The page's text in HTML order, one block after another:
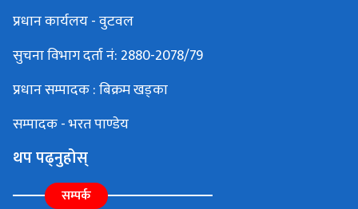
प्रधान कार्यलय - वुटवल
सुचना विभाग दर्ता नं: 2880-2078/79
प्रधान सम्पादक : बिक्रम खड्का
सम्पादक - भरत पाण्डेय
थप पढ्नुहोस्
सम्पर्क